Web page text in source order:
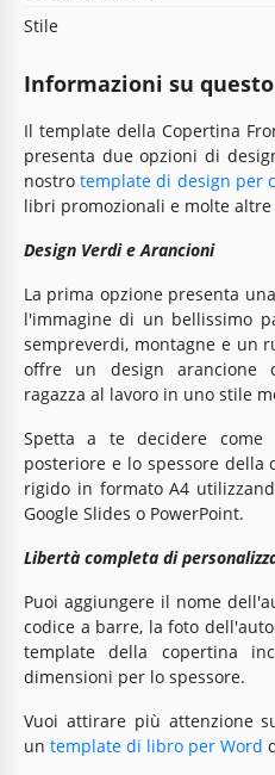
Stile
Informazioni su
Il template della Copertina
presenta due opzioni di
nostrotemplate di design per
libri promozionali e molte
Design Verdi e Arancioni
La prima opzione presenta
l'immagine di un bellissimo
sempreverdi, montagne e un
offre un design arancione
ragazza al lavoro in uno stile
Spetta a te decidere
posteriore e lo spessore
rigido in formato A4
Google Slides o PowerPoint.
Libertà completa di
Puoi aggiungere il nome
codice a barre, la foto
template della copertina
dimensioni per lo spessore.
Vuoi attirare più attenzione
un template di libro per Word